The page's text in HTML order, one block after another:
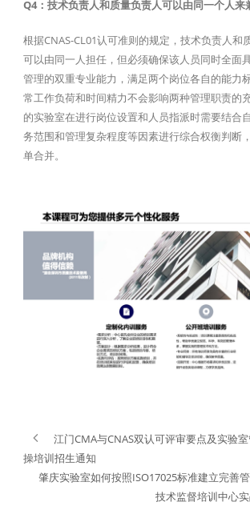
Q4：技术负责人和质量负责人可以由同一个人来
根据CNAS-CL01认可准则的规定，技术负责人和
可以由同一人担任，但必须确保该人员同时全面
管理的双重专业能力，满足两个岗位各自的能力
常工作负荷和时间精力不会影响两种管理职责的
的实验室在进行岗位设置和人员指派时需要结合
务范围和管理复杂程度等因素进行综合权衡判断
单合并。
江门CMA与CNAS双认可评审要点及实验
操培训招生通知
肇庆实验室如何按照ISO17025标准建立完善
技术监督培训中心